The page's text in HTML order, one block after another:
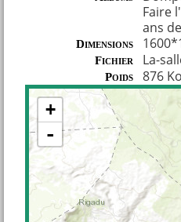
Faire
ans
Dimensions
Fichier La-
Poids 876 Ko
+
-